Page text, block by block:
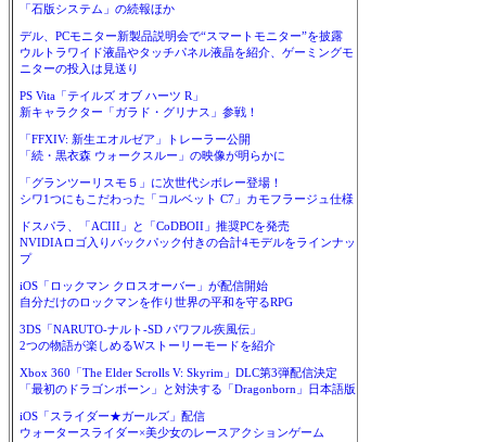
「石版システム」の続報ほか
デル、PCモニター新製品説明会で“スマートモニター”を披露
ウルトラワイド液晶やタッチパネル液晶を紹介、ゲーミングモ
ニターの投入は見送り
PS Vita「テイルズ オブ ハーツ R」
新キャラクター「ガラド・グリナス」参戦！
「FFXIV: 新生エオルゼア」トレーラー公開
「続・黒衣森 ウォークスルー」の映像が明らかに
「グランツーリスモ５」に次世代シボレー登場！
シワ1つにもこだわった「コルベット C7」カモフラージュ仕様
ドスパラ、「ACIII」と「CoDBOII」推奨PCを発売
NVIDIAロゴ入りバックパック付きの合計4モデルをラインナッ
プ
iOS「ロックマン クロスオーバー」が配信開始
自分だけのロックマンを作り世界の平和を守るRPG
3DS「NARUTO-ナルト-SD パワフル疾風伝」
2つの物語が楽しめるWストーリーモードを紹介
Xbox 360「The Elder Scrolls V: Skyrim」DLC第3弾配信決定
「最初のドラゴンボーン」と対決する「Dragonborn」日本語版
iOS「スライダー★ガールズ」配信
ウォータースライダー×美少女のレースアクションゲーム